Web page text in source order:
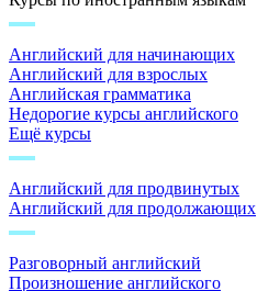
Английский для начинающих
Английский для взрослых
Английская грамматика
Недорогие курсы английского
Ещё курсы
Английский для продвинутых
Английский для продолжающих
Разговорный английский
Произношение английского